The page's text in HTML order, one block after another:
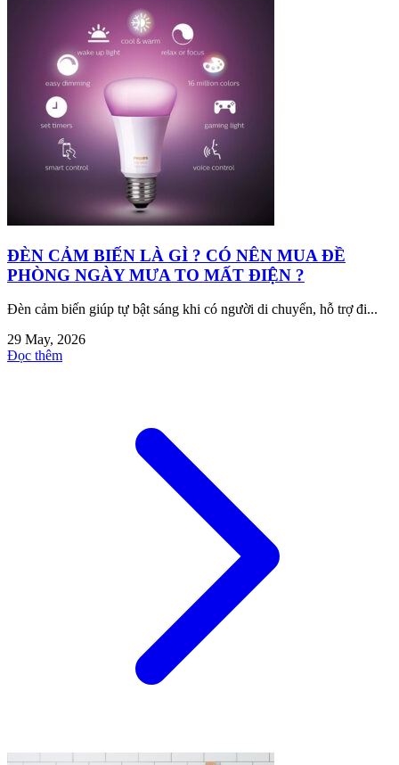
ĐÈN CẢM BIẾN LÀ GÌ ? CÓ NÊN MUA ĐỀ
PHÒNG NGÀY MƯA TO MẤT ĐIỆN ?
Đèn cảm biến giúp tự bật sáng khi có người di chuyển, hỗ trợ đi...
29 May, 2026
Đọc thêm